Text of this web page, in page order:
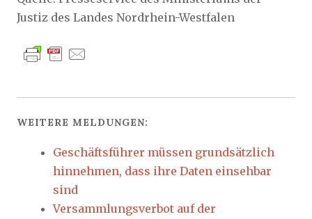
Justiz des Landes Nordrhein-Westfalen
WEITERE MELDUNGEN:
Geschäftsführer müssen grundsätzlich
hinnehmen, dass ihre Daten einsehbar
sind
Versammlungsverbot auf der